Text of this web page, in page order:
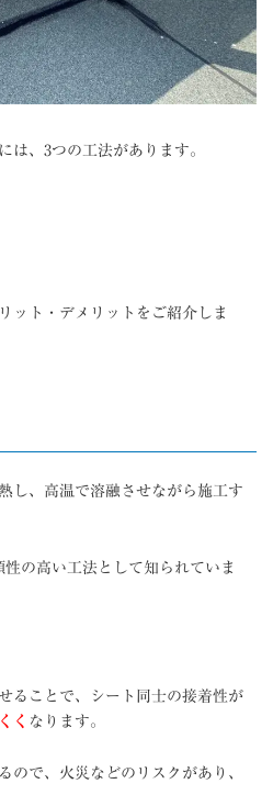
は、3つの工法があります。
ット・デメリットをご紹介しま
し、高温で溶融させながら施工す
の高い工法として知られていま
ることで、シート同士の接着性が
く なります。
ので、火災などのリスクがあり、